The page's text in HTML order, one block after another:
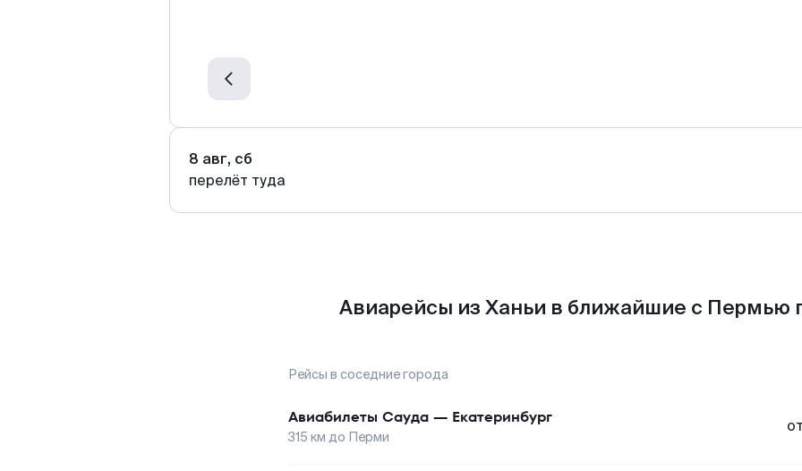
8 авг, сб
перелёт туда
Авиарейсы из Ханьи в ближайшие с Пермью
Рейсы в соседние города
Авиабилеты Сауда — Екатеринбург
315 км до Перми
от